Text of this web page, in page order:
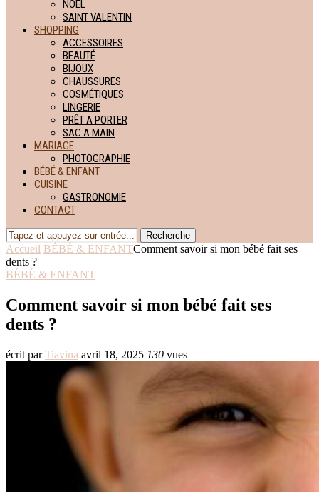
NOËL
SAINT VALENTIN
SHOPPING
ACCESSOIRES
BEAUTÉ
BIJOUX
CHAUSSURES
COSMÉTIQUES
LINGERIE
PRÊT A PORTER
SAC A MAIN
MARIAGE
PHOTOGRAPHIE
BÉBÉ & ENFANT
CUISINE
GASTRONOMIE
CONTACT
Recherche
Accueil BÉBÉ & ENFANTComment savoir si mon bébé fait ses
dents ?
BÉBÉ & ENFANT
Comment savoir si mon bébé fait ses
dents ?
écrit parTiavina avril 18, 2025 130 vues